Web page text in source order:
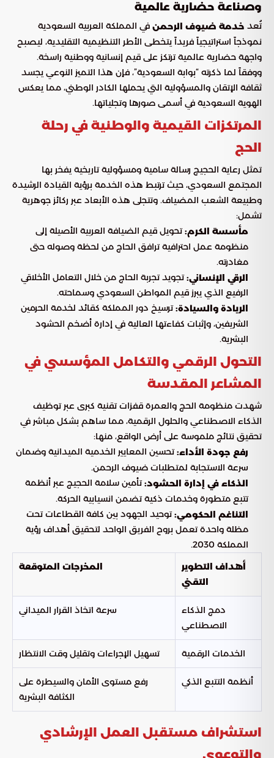
وصناعة حضارية عالمية
تُعد خدمة ضيوف الرحمن في المملكة العربية السعودية
نموذجاً استراتيجياً فريداً يتخطى الأطر التنظيمية التقليدية، ليصبح
واجهة حضارية عالمية ترتكز على قيم إنسانية ووطنية راسخة.
ووفقاً لما ذكرته “بوابة السعودية”، فإن هذا التميز النوعي يجسد
ثقافة الإتقان والمسؤولية التي يحملها الكادر الوطني، مما يعكس
الهوية السعودية في أسمى صورها وتجلياتها.
المرتكزات القيمية والوطنية في رحلة
الحج
تمثل رعاية الحجيج رسالة سامية ومسؤولية تاريخية يفخر بها
المجتمع السعودي، حيث ترتبط هذه الخدمة برؤية القيادة الرشيدة
وطبيعة الشعب المضياف. وتتجلى هذه الأبعاد عبر ركائز جوهرية
تشمل:
مأسسة الكرم:تحويل قيم الضيافة العربية الأصيلة إلى
منظومة عمل احترافية ترافق الحاج من لحظة وصوله حتى
مغادرته.
الرقي الإنساني:تجويد تجربة الحاج من خلال التعامل الأخلاقي
الرفيع الذي يبرز قيم المواطن السعودي وسماحته.
الريادة والسيادة:ترسيخ دور المملكة كقائد لخدمة الحرمين
الشريفين، وإثبات كفاءتها العالية في إدارة أضخم الحشود
البشرية.
التحول الرقمي والتكامل المؤسسي في
المشاعر المقدسة
شهدت منظومة الحج والعمرة قفزات تقنية كبرى عبر توظيف
الذكاء الاصطناعي والحلول الرقمية، مما ساهم بشكل مباشر في
تحقيق نتائج ملموسة على أرض الواقع، منها:
رفع جودة الأداء:تحسين المعايير الخدمية الميدانية وضمان
سرعة الاستجابة لمتطلبات ضيوف الرحمن.
الذكاء في إدارة الحشود:تأمين سلامة الحجيج عبر أنظمة
تتبع متطورة وخدمات ذكية تضمن انسيابية الحركة.
التناغم الحكومي:توحيد الجهود بين كافة القطاعات تحت
مظلة واحدة تعمل بروح الفريق الواحد لتحقيق أهداف رؤية
المملكة 2030.
أهداف التطوير
التقني
المخرجات المتوقعة
دمج الذكاء
الاصطناعي
سرعة اتخاذ القرار الميداني
الخدمات الرقمية تسهيل الإجراءات وتقليل وقت الانتظار
أنظمة التتبع الذكي
رفع مستوى الأمان والسيطرة على
الكثافة البشرية
استشراف مستقبل العمل الإرشادي
والتوعوي